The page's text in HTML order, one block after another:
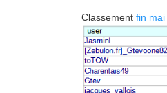
Classementfin mai